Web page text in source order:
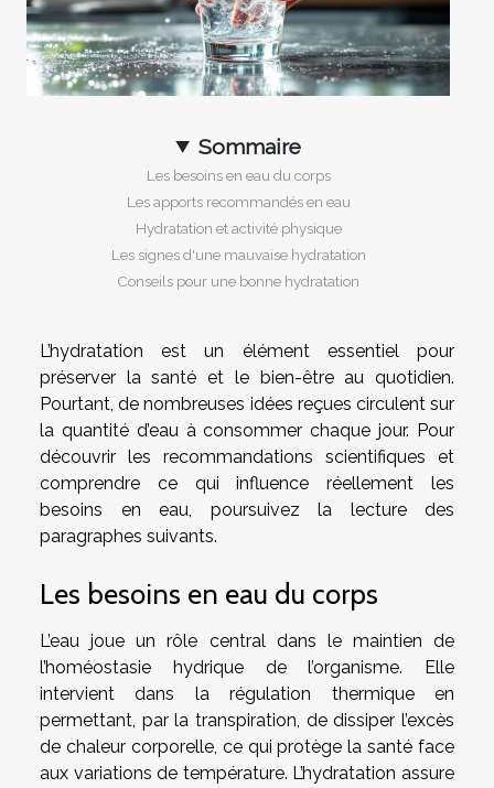
Sommaire
Les besoins en eau du corps
Les apports recommandés en eau
Hydratation et activité physique
Les signes d'une mauvaise hydratation
Conseils pour une bonne hydratation
L’hydratation est un élément essentiel pour
préserver la santé et le bien-être au quotidien.
Pourtant, de nombreuses idées reçues circulent sur
la quantité d’eau à consommer chaque jour. Pour
découvrir les recommandations scientifiques et
comprendre ce qui influence réellement les
besoins en eau, poursuivez la lecture des
paragraphes suivants.
Les besoins en eau du corps
L’eau joue un rôle central dans le maintien de
l’homéostasie hydrique de l’organisme. Elle
intervient dans la régulation thermique en
permettant, par la transpiration, de dissiper l’excès
de chaleur corporelle, ce qui protège la santé face
aux variations de température. L’hydratation assure